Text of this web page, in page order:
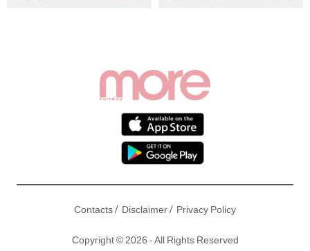
Contacts/ Disclaimer/ Privacy Policy
Copyright © 2026 - All Rights Reserved